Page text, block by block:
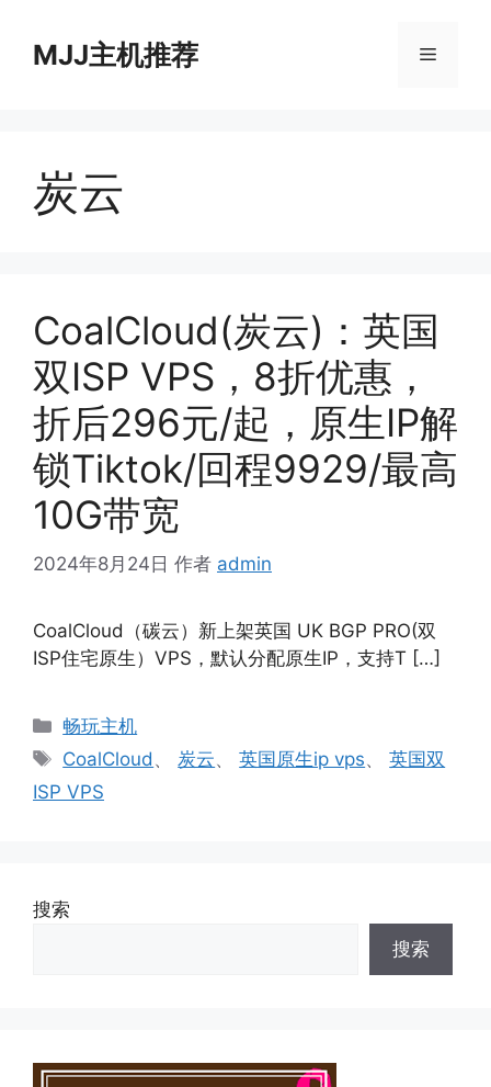
MJJ主机推荐 菜
炭云
CoalCloud(炭云)：英国
双ISP VPS，8折优惠，
折后296元/起，原生IP解
锁Tiktok/回程9929/最高
10G带宽
2024年8月24日 作者 admin
CoalCloud（碳云）新上架英国 UK BGP PRO(双
ISP住宅原生）VPS，默认分配原生IP，支持T […]
分
类
畅玩主机
标
签
CoalCloud 、 炭云、英国原生ip vps、英国双
ISP VPS
搜索
搜索